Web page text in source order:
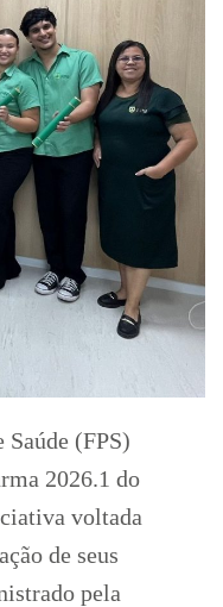
Saúde (FPS)
2026.1 do
voltada
de seus
pela